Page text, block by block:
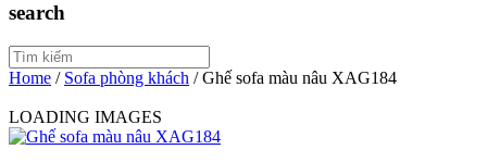
search
Home / Sofa phòng khách /Ghế sofa màu nâu XAG184
LOADING IMAGES